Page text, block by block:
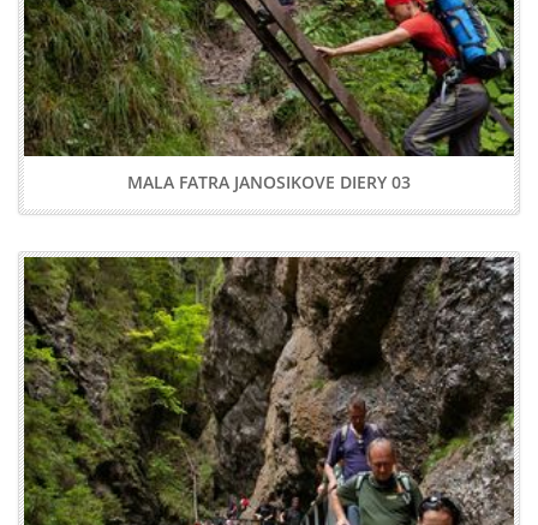
MALA FATRA JANOSIKOVE DIERY 03